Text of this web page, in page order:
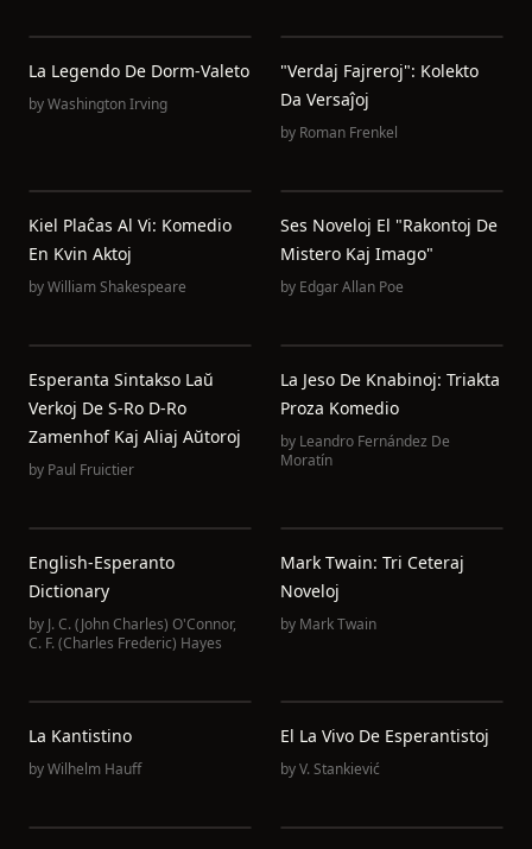
La Legendo De Dorm-Valeto
byWashington Irving
"Verdaj Fajreroj": Kolekto
Da Versaĵoj
by Roman Frenkel
Kiel Plaĉas Al Vi: Komedio
En Kvin Aktoj
byWilliam Shakespeare
Ses Noveloj El "Rakontoj De
Mistero Kaj Imago"
by Edgar Allan Poe
Esperanta Sintakso Laŭ
Verkoj De S-Ro D-Ro
Zamenhof Kaj Aliaj Aŭtoroj
by Paul Fruictier
La Jeso De Knabinoj: Triakta
Proza Komedio
by Leandro Fernández De
Moratín
English-Esperanto
Dictionary
by J. C. (John Charles) O'Connor,
C. F. (Charles Frederic) Hayes
Mark Twain: Tri Ceteraj
Noveloj
by Mark Twain
La Kantistino
byWilhelm Hauff
El La Vivo De Esperantistoj
byV. Stankiević